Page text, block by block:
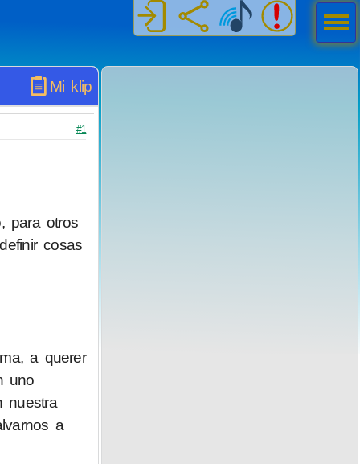
Mi klip
#1
para otros
cosas
a querer
uno
nuestra
a
Men
ú